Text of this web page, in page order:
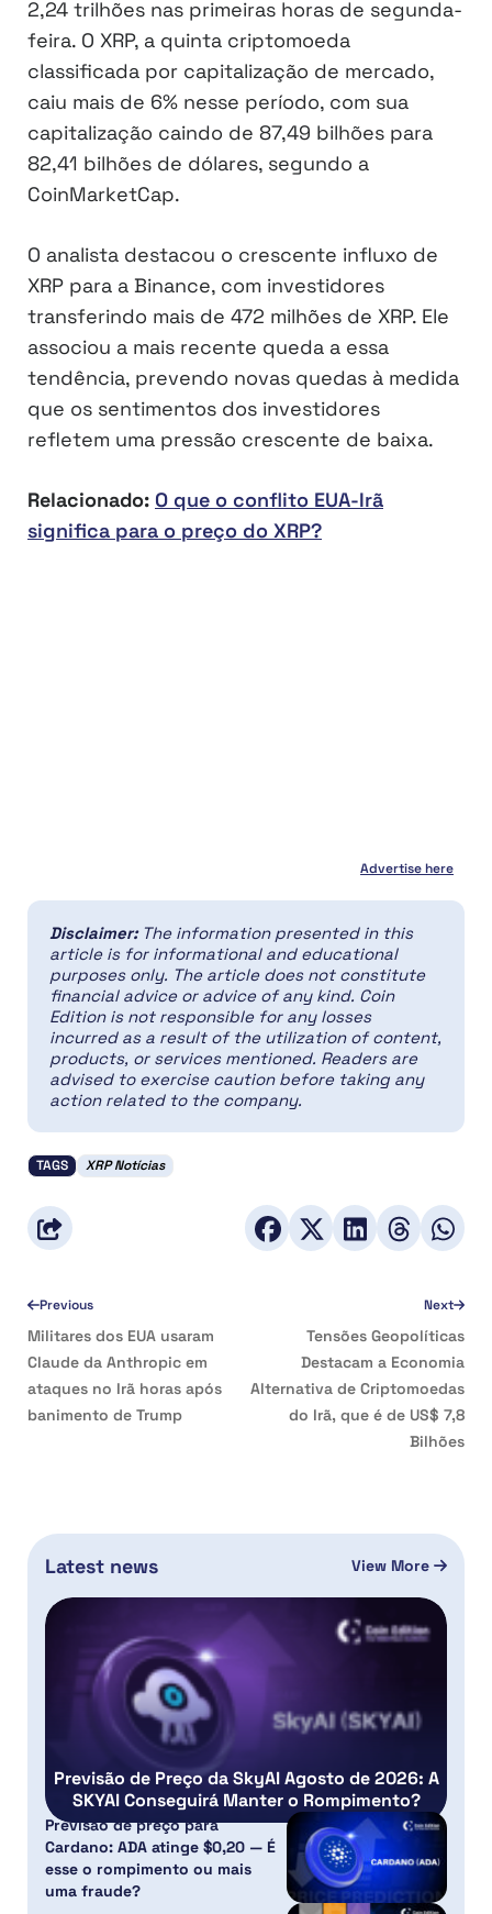
2,24 trilhões nas primeiras horas de segunda-
feira. O XRP, a quinta criptomoeda
classificada por capitalização de mercado,
caiu mais de 6% nesse período, com sua
capitalização caindo de 87,49 bilhões para
82,41 bilhões de dólares, segundo a
CoinMarketCap.
O analista destacou o crescente influxo de
XRP para a Binance, com investidores
transferindo mais de 472 milhões de XRP. Ele
associou a mais recente queda a essa
tendência, prevendo novas quedas à medida
que os sentimentos dos investidores
refletem uma pressão crescente de baixa.
Relacionado: O que o conflito EUA-Irã
significa para o preço do XRP?
Advertise here
Disclaimer: The information presented in this
article is for informational and educational
purposes only. The article does not constitute
financial advice or advice of any kind. Coin
Edition is not responsible for any losses
incurred as a result of the utilization of content,
products, or services mentioned. Readers are
advised to exercise caution before taking any
action related to the company.
TAGS XRP Notícias
Previous
Militares dos EUA usaram
Claude da Anthropic em
ataques no Irã horas após
banimento de Trump
Next
Tensões Geopolíticas
Destacam a Economia
Alternativa de Criptomoedas
do Irã, que é de US$ 7,8
Bilhões
Latest news View More
Previsão de Preço da SkyAI Agosto de 2026: A
SKYAI Conseguirá Manter o Rompimento?
Previsão de preço para
Cardano: ADA atinge $0,20 — É
esse o rompimento ou mais
uma fraude?